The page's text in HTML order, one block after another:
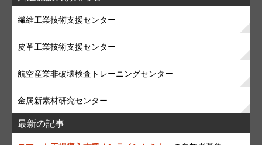
繊維工業技術支援センター
皮革工業技術支援センター
航空産業非破壊検査トレーニングセンター
金属新素材研究センター
最新の記事